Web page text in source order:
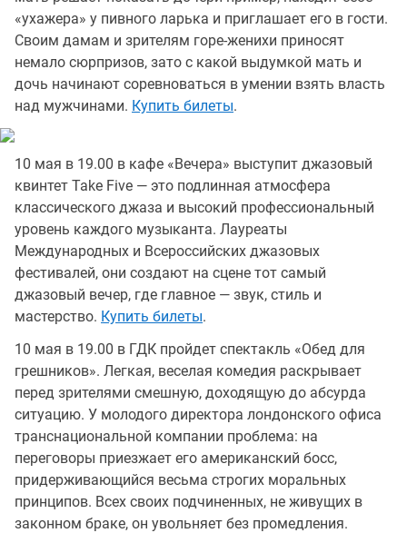
«ухажера» у пивного ларька и приглашает его в гости.
Своим дамам и зрителям горе-женихи приносят
немало сюрпризов, зато с какой выдумкой мать и
дочь начинают соревноваться в умении взять власть
над мужчинами. Купить билеты.
10 мая в 19.00 в кафе «Вечера» выступит джазовый
квинтет Take Five — это подлинная атмосфера
классического джаза и высокий профессиональный
уровень каждого музыканта. Лауреаты
Международных и Всероссийских джазовых
фестивалей, они создают на сцене тот самый
джазовый вечер, где главное — звук, стиль и
мастерство. Купить билеты.
10 мая в 19.00 в ГДК пройдет спектакль «Обед для
грешников». Легкая, веселая комедия раскрывает
перед зрителями смешную, доходящую до абсурда
ситуацию. У молодого директора лондонского офиса
транснациональной компании проблема: на
переговоры приезжает его американский босс,
придерживающийся весьма строгих моральных
принципов. Всех своих подчиненных, не живущих в
законном браке, он увольняет без промедления.